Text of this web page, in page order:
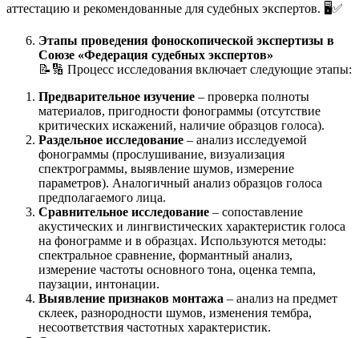
аттестацию и рекомендованные для судебных экспертов. 🖥️✅
Этапы проведения фоноскопической экспертизы в
Союзе «Федерация судебных экспертов»
📝🔢 Процесс исследования включает следующие этапы:
Предварительное изучение – проверка полноты
материалов, пригодности фонограммы (отсутствие
критических искажений, наличие образцов голоса).
Раздельное исследование – анализ исследуемой
фонограммы (прослушивание, визуализация
спектрограммы, выявление шумов, измерение
параметров). Аналогичный анализ образцов голоса
предполагаемого лица.
Сравнительное исследование – сопоставление
акустических и лингвистических характеристик голоса
на фонограмме и в образцах. Используются методы:
спектральное сравнение, формантный анализ,
измерение частоты основного тона, оценка темпа,
паузации, интонации.
Выявление признаков монтажа – анализ на предмет
склеек, разнородности шумов, изменения тембра,
несоответствия частотных характеристик.